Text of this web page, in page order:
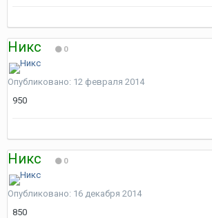
Никс 0
Опубликовано: 12 февраля 2014
950
Никс 0
Опубликовано: 16 декабря 2014
850